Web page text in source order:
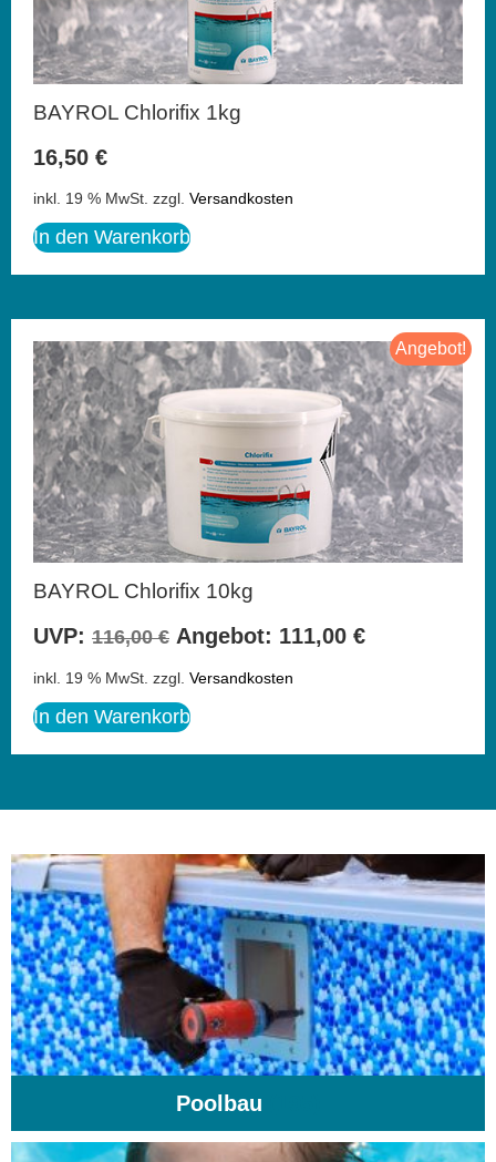
BAYROL Chlorifix 1kg
16,50 €
inkl. 19 % MwSt. zzgl. Versandkosten
In den Warenkorb
Angebot!
BAYROL Chlorifix 10kg
UVP: 116,00€ Angebot: 111,00 €
inkl. 19 % MwSt. zzgl. Versandkosten
In den Warenkorb
Poolbau